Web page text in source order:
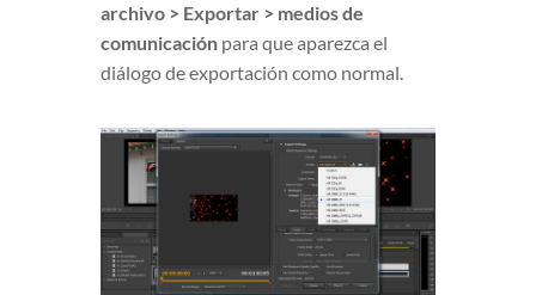
archivo > Exportar > medios de
comunicación para que aparezca el
diálogo de exportación como normal.